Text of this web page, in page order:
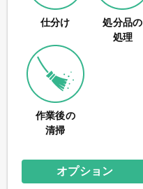
仕分け
処分品の
処理
作業後の
清掃
オプション